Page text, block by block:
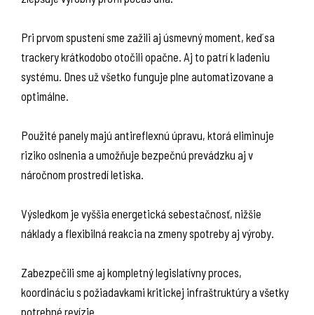
Pri prvom spustení sme zažili aj úsmevný moment, keď sa
trackery krátkodobo otočili opačne. Aj to patrí k ladeniu
systému. Dnes už všetko funguje plne automatizovane a
optimálne.
Použité panely majú antireflexnú úpravu, ktorá eliminuje
riziko oslnenia a umožňuje bezpečnú prevádzku aj v
náročnom prostredí letiska.
Výsledkom je vyššia energetická sebestačnosť, nižšie
náklady a flexibilná reakcia na zmeny spotreby aj výroby.
Zabezpečili sme aj kompletný legislatívny proces,
koordináciu s požiadavkami kritickej infraštruktúry a všetky
potrebné revízie.